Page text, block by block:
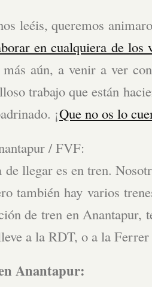
leéis, queremos
en cualquiera de los
aún, a venir a ver
trabajo que están
¡Que no os lo
/ FVF:
llegar es en tren.
también hay varios
de tren en Anantapur,
a la RDT, o a la
Anantapur: